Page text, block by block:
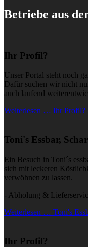
Betriebe aus
Ihr Profil?
Unser Portal steht noch
Dafür suchen wir nicht
auch laufend
Weiterlesen … Ihr Profil?
Toni's Essbar,
Ein Besuch in Toni´s
sich mit leckeren
verwöhnen zu lassen.
- Abholung &
Weiterlesen … Toni's
Ihr Profil?